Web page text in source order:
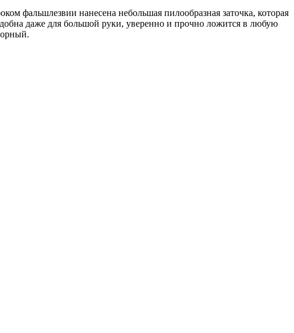
фальшлезвии нанесена небольшая пилообразная заточка, которая
даже для большой руки, уверенно и прочно ложится в любую